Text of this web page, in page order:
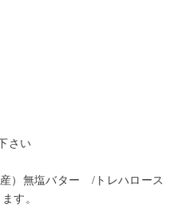
さい
）無塩バター /トレハロース
ます。